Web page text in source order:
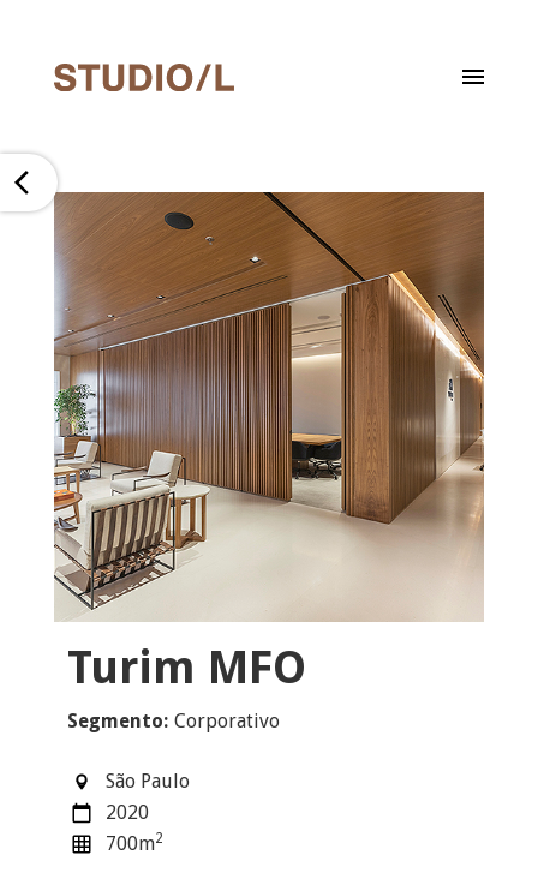
Turim MFO
Segmento: Corporativo
São Paulo
2020
700m2